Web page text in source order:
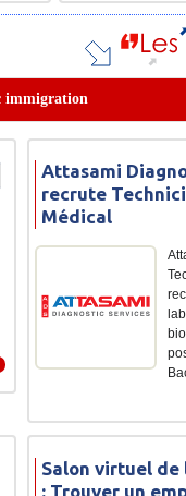
immigration
Attasami
recrute
Médical
Salon virtuel de
: Trouver un